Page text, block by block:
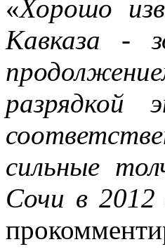
«Хорошо
Кавказа -
разрядкой
сильные
Сочи в 2012